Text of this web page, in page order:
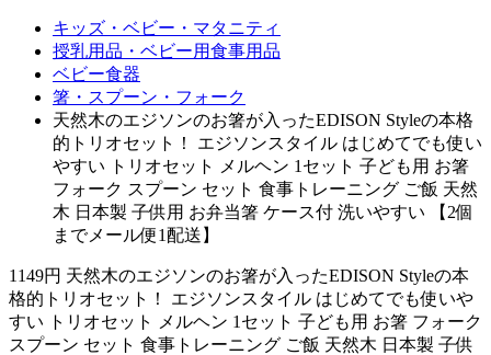
キッズ・ベビー・マタニティ
授乳用品・ベビー用食事用品
ベビー食器
箸・スプーン・フォーク
天然木のエジソンのお箸が入ったEDISON Styleの本格
的トリオセット！ エジソンスタイル はじめてでも使い
やすい トリオセット メルヘン 1セット 子ども用 お箸
フォーク スプーン セット 食事トレーニング ご飯 天然
木 日本製 子供用 お弁当箸 ケース付 洗いやすい 【2個
までメール便1配送】
1149円 天然木のエジソンのお箸が入ったEDISON Styleの本
格的トリオセット！ エジソンスタイル はじめてでも使いや
すい トリオセット メルヘン 1セット 子ども用 お箸 フォーク
スプーン セット 食事トレーニング ご飯 天然木 日本製 子供